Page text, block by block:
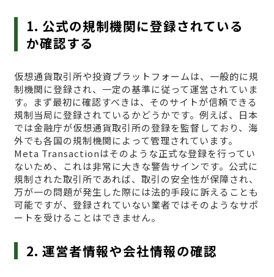
1. 公式の規制機関に登録されている
か確認する
仮想通貨取引所や投資プラットフォームは、一般的に規
制機関に登録され、一定の基準に従って運営されていま
す。まず最初に確認すべきは、そのサイトが信頼できる
規制当局に登録されているかどうかです。例えば、日本
では金融庁が仮想通貨取引所の登録を監督しており、海
外でも各国の規制機関によって管理されています。
Meta Transactionはそのような正式な登録を行ってい
ないため、これは非常に大きな警告サインです。公式に
規制された取引所であれば、取引の安全性が保障され、
万が一の問題が発生した際には法的手段に訴えることも
可能ですが、登録されていない業者ではそのようなサポ
ートを受けることはできません。
2. 運営者情報や会社情報の確認